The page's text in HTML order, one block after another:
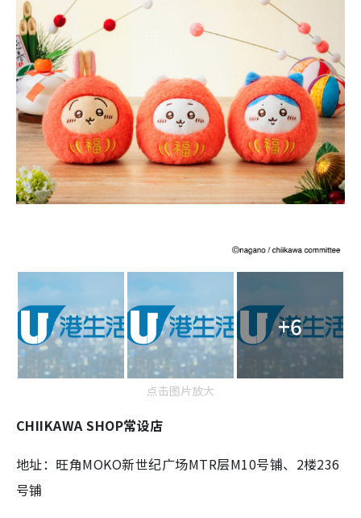
+6
点击图片放大
CHIIKAWA SHOP常设店
地址：旺角MOKO新世纪广场MTR层M10号铺、2楼236
号铺